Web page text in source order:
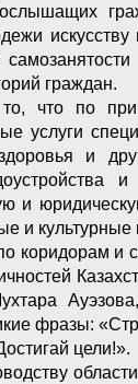
граждан.
что по
услуги
и
и
и
коридорам и
фразы:
цели!».